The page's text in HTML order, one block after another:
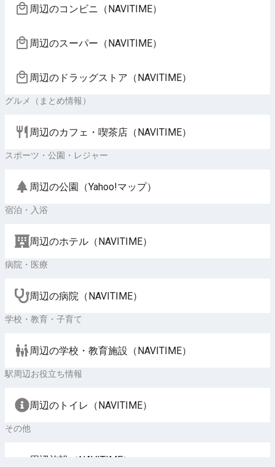
周辺のコンビニ（NAVITIME）
周辺のスーパー（NAVITIME）
周辺のドラッグストア（NAVITIME）
グルメ（まとめ情報）
周辺のカフェ・喫茶店（NAVITIME）
スポーツ・公園・レジャー
周辺の公園（Yahoo!マップ）
宿泊・入浴
周辺のホテル（NAVITIME）
病院・医療
周辺の病院（NAVITIME）
学校・教育・子育て
周辺の学校・教育施設（NAVITIME）
駅周辺お役立ち情報
周辺のトイレ（NAVITIME）
その他
周辺施設（NAVITIME）